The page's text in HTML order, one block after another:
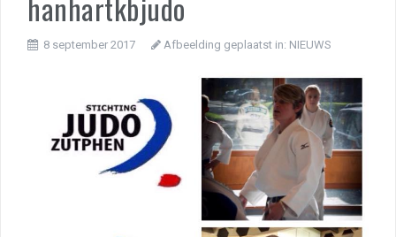
8 september 2017 Afbeelding geplaatst in: NIEUWS